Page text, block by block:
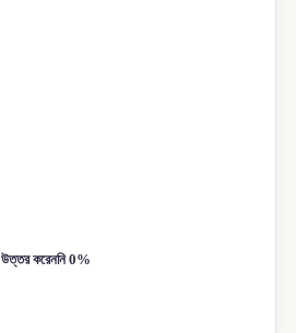
উত্তর করেননি 0%